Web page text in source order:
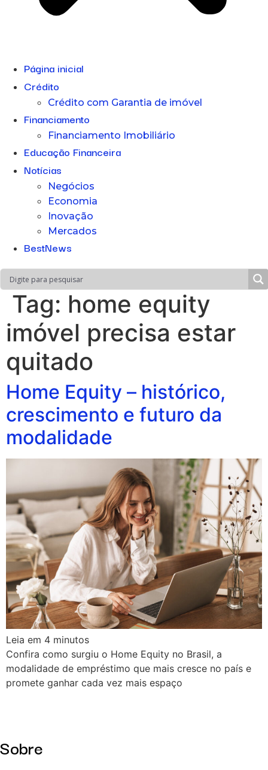
Página inicial
Crédito
Crédito com Garantia de imóvel
Financiamento
Financiamento Imobiliário
Educação Financeira
Notícias
Negócios
Economia
Inovação
Mercados
BestNews
Tag: home equity
imóvel precisa estar
quitado
Home Equity – histórico,
crescimento e futuro da
modalidade
Leia em 4 minutos
Confira como surgiu o Home Equity no Brasil, a
modalidade de empréstimo que mais cresce no país e
promete ganhar cada vez mais espaço
Sobre